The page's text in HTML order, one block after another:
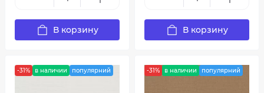
В корзину В корзину
-31% в наличии популярний -31% в наличии популярний